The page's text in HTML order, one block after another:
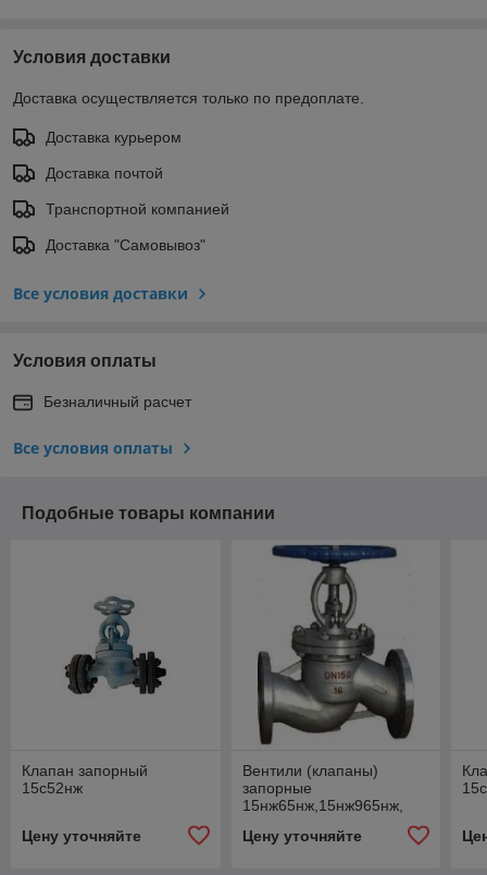
Условия доставки
Доставка осуществляется только по предоплате.
Доставка курьером
Доставка почтой
Транспортной компанией
Доставка "Самовывоз"
Все условия доставки
Условия оплаты
Безналичный расчет
Все условия оплаты
Подобные товары компании
Клапан запорный
15с52нж
Цену уточняйте
Вентили (клапаны)
запорные
15нж65нж,15нж965нж,
Цену уточняйте